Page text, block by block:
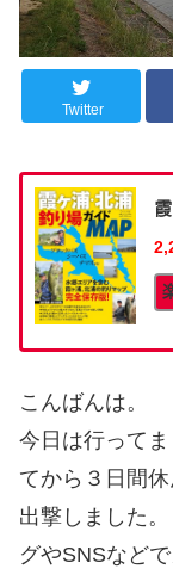
Twitter
こんばんは。
今日は行って
てから３日間
出撃しました
グやSNSなど